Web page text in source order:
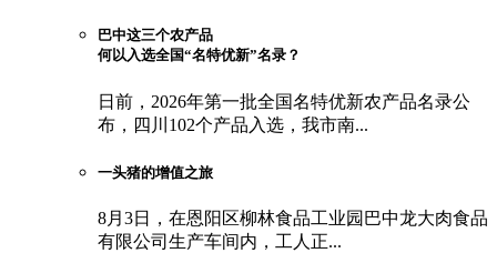
巴中这三个农产品
何以入选全国“名特优新”名录？
日前，2026年第一批全国名特优新农产品名录公
布，四川102个产品入选，我市南...
一头猪的增值之旅
8月3日，在恩阳区柳林食品工业园巴中龙大肉食品
有限公司生产车间内，工人正...